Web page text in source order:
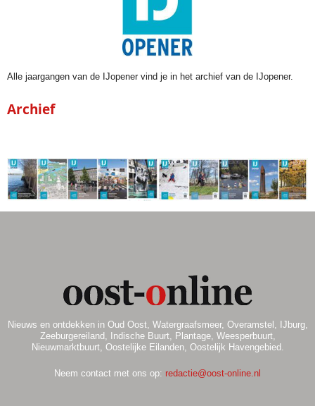
Alle jaargangen van de IJopener vind je in het archief van de IJopener.
Archief
Nieuws en ontdekken in Oud Oost, Watergraafsmeer, Overamstel, IJburg,
Zeeburgereiland, Indische Buurt, Plantage, Weesperbuurt,
Nieuwmarktbuurt, Oostelijke Eilanden, Oostelijk Havengebied.
Neem contact met ons op: redactie@oost-online.nl